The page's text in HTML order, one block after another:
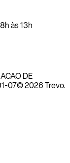
às 13h
DE
07© 2026 Trevo.